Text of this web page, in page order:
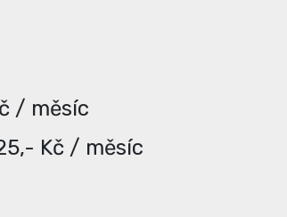
/ měsíc
Kč / měsíc